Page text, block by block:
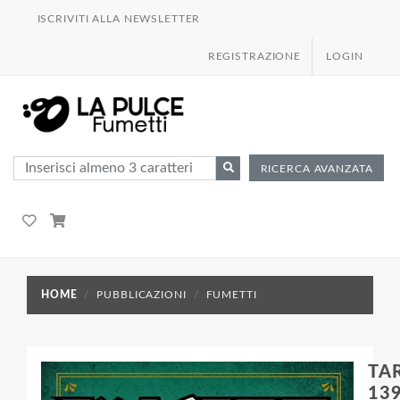
ISCRIVITI ALLA NEWSLETTER
REGISTRAZIONE LOGIN
RICERCA AVANZATA
HOME PUBBLICAZIONI FUMETTI